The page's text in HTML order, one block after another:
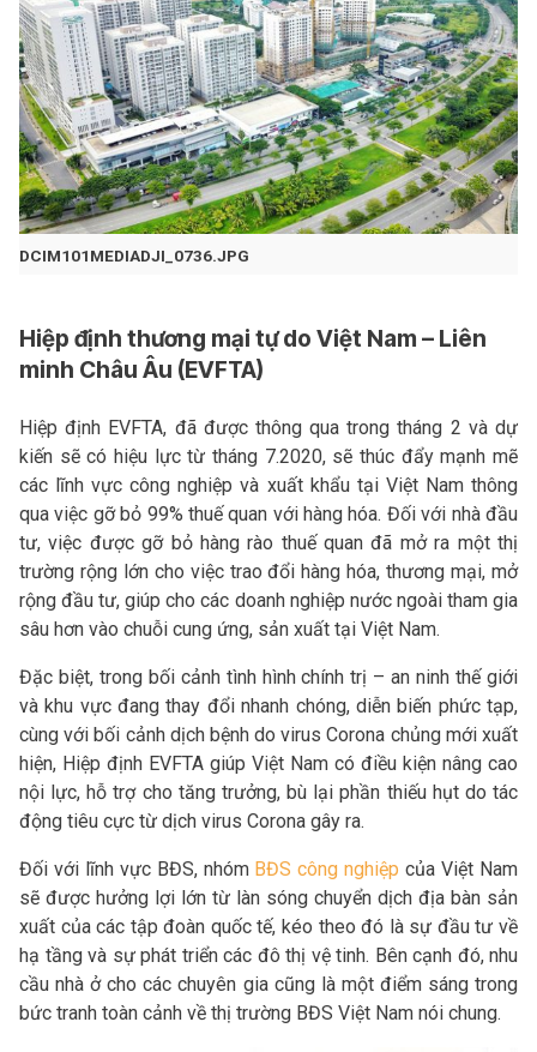
DCIM101MEDIADJI_0736.JPG
Hiệp định thương mại tự do Việt Nam – Liên
minh Châu Âu (EVFTA)
Hiệp định EVFTA, đã được thông qua trong tháng 2 và dự
kiến sẽ có hiệu lực từ tháng 7.2020, sẽ thúc đẩy mạnh mẽ
các lĩnh vực công nghiệp và xuất khẩu tại Việt Nam thông
qua việc gỡ bỏ 99% thuế quan với hàng hóa. Đối với nhà đầu
tư, việc được gỡ bỏ hàng rào thuế quan đã mở ra một thị
trường rộng lớn cho việc trao đổi hàng hóa, thương mại, mở
rộng đầu tư, giúp cho các doanh nghiệp nước ngoài tham gia
sâu hơn vào chuỗi cung ứng, sản xuất tại Việt Nam.
Đặc biệt, trong bối cảnh tình hình chính trị – an ninh thế giới
và khu vực đang thay đổi nhanh chóng, diễn biến phức tạp,
cùng với bối cảnh dịch bệnh do virus Corona chủng mới xuất
hiện, Hiệp định EVFTA giúp Việt Nam có điều kiện nâng cao
nội lực, hỗ trợ cho tăng trưởng, bù lại phần thiếu hụt do tác
động tiêu cực từ dịch virus Corona gây ra.
Đối với lĩnh vực BĐS, nhómBĐS công nghiệp của Việt Nam
sẽ được hưởng lợi lớn từ làn sóng chuyển dịch địa bàn sản
xuất của các tập đoàn quốc tế, kéo theo đó là sự đầu tư về
hạ tầng và sự phát triển các đô thị vệ tinh. Bên cạnh đó, nhu
cầu nhà ở cho các chuyên gia cũng là một điểm sáng trong
bức tranh toàn cảnh về thị trường BĐS Việt Nam nói chung.